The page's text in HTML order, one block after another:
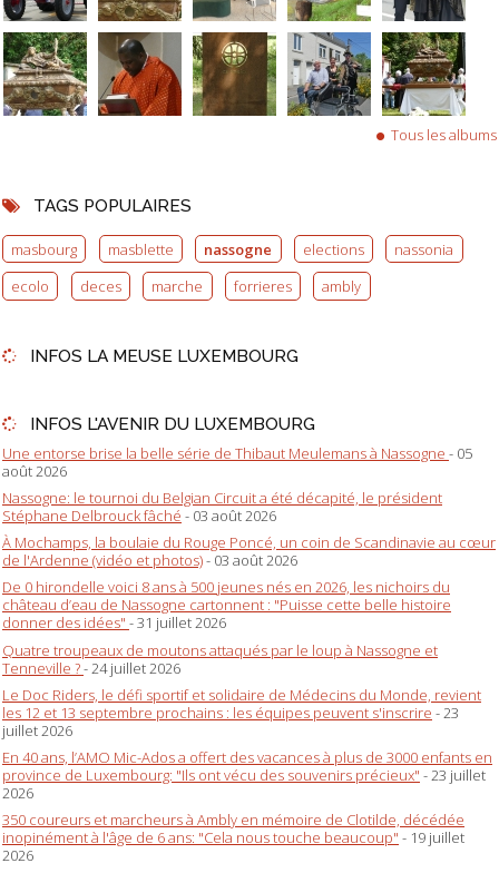
Tous les albums
TAGS POPULAIRES
masbourg masblette nassogne elections
nassonia
ecolo
deces marche forrieres ambly
INFOS LA MEUSE LUXEMBOURG
INFOS L'AVENIR DU LUXEMBOURG
Une entorse brise la belle série de Thibaut Meulemans à Nassogne - 05
août 2026
Nassogne: le tournoi du Belgian Circuit a été décapité, le président
Stéphane Delbrouck fâché - 03 août 2026
À Mochamps, la boulaie du Rouge Poncé, un coin de Scandinavie au cœur
de l'Ardenne (vidéo et photos)- 03 août 2026
De 0 hirondelle voici 8 ans à 500 jeunes nés en 2026, les nichoirs du
château d’eau de Nassogne cartonnent : "Puisse cette belle histoire
donner des idées" - 31 juillet 2026
Quatre troupeaux de moutons attaqués par le loup à Nassogne et
Tenneville ?- 24 juillet 2026
Le Doc Riders, le défi sportif et solidaire de Médecins du Monde, revient
les 12 et 13 septembre prochains : les équipes peuvent s'inscrire - 23
juillet 2026
En 40 ans, l’AMO Mic-Ados a offert des vacances à plus de 3000 enfants en
province de Luxembourg: "Ils ont vécu des souvenirs précieux" - 23 juillet
2026
350 coureurs et marcheurs à Ambly en mémoire de Clotilde, décédée
inopinément à l'âge de 6 ans: "Cela nous touche beaucoup" - 19 juillet
2026